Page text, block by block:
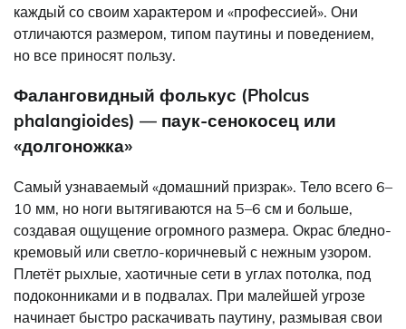
каждый со своим характером и «профессией». Они
отличаются размером, типом паутины и поведением,
но все приносят пользу.
Фаланговидный фолькус (Pholcus
phalangioides) — паук-сенокосец или
«долгоножка»
Самый узнаваемый «домашний призрак». Тело всего 6–
10 мм, но ноги вытягиваются на 5–6 см и больше,
создавая ощущение огромного размера. Окрас бледно-
кремовый или светло-коричневый с нежным узором.
Плетёт рыхлые, хаотичные сети в углах потолка, под
подоконниками и в подвалах. При малейшей угрозе
начинает быстро раскачивать паутину, размывая свои